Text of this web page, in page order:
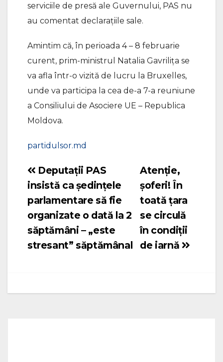
serviciile de presă ale Guvernului, PAS nu
au comentat declarațiile sale.
Amintim că, în perioada 4 – 8 februarie
curent, prim-ministrul Natalia Gavrilița se
va afla într-o vizită de lucru la Bruxelles,
unde va participa la cea de-a 7-a reuniune
a Consiliului de Asociere UE – Republica
Moldova.
partidulsor.md
Navigare
în
articole
Atenție,
șoferi! În
toată țara
se circulă
în condiții
de iarnă
Deputații PAS
insistă ca ședințele
parlamentare să fie
organizate o dată la 2
săptămâni – „este
stresant” săptămânal